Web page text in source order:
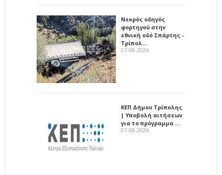
Νεκρός οδηγός
φορτηγού στην
εθνική οδό Σπάρτης -
Τρίπολ…
07-08-2026
ΚΕΠ Δήμου Τρίπολης
| Υποβολή αιτήσεων
για το πρόγραμμα …
07-08-2026